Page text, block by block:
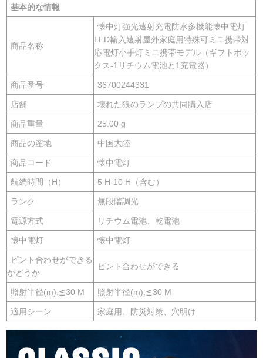
基本的な情報
商品名称
懐中灯強光遠射充電防水多機能懐中電灯
LED輸入遠射屋外家庭用特殊可ミニ携帯対
応電灯小手灯ミニ携帯モデル（ギフトボッ
クス-1リチウム電池と1充電器）
商品番号 36700244331
店舗 壊れた狼のランプの共同購入店
商品重量 25.00 g
商品の産地 中国大陸
商品コード 懐中電灯
航続時間（H） 5 H-10 H（含む）
ランク 無段階調光
電源方式 リチウム電池、乾電池
懐中電灯 懐中電灯
ピント合わせができる
かどうか
ピント合わせができる
照射半径(m):≦30 M 照射半径(m):≦30 M
適用シーン 家庭用、防災対策、穴明け